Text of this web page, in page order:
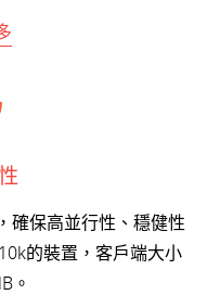
確保高並行性、穩健性
的裝置，客戶端大小
。